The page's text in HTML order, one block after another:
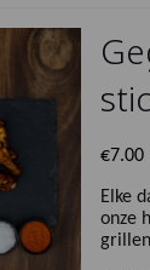
€7.00
Elke
onze